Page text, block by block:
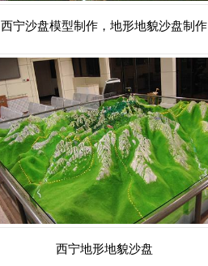
西宁沙盘模型制作，地形地貌沙盘制作
西宁地形地貌沙盘